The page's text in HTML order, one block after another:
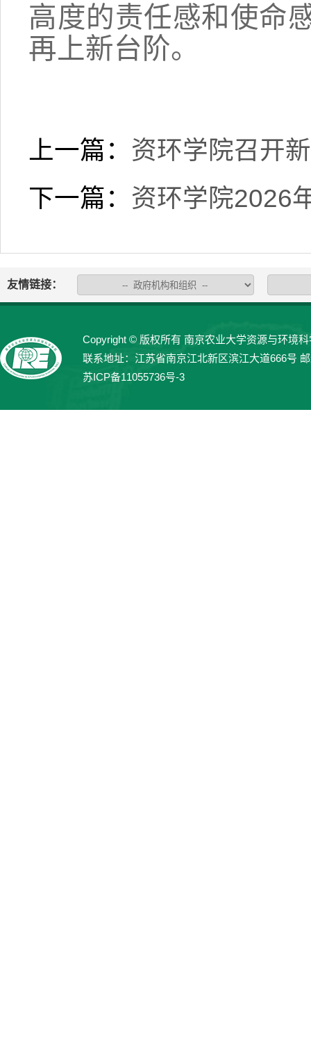
高度的责任感和使命
再上新台阶。
上一篇： 资环学院召开
下一篇： 资环学院2026
友情链接：
Copyright © 版权所有 南京农业大学资源与环境
联系地址：江苏省南京江北新区滨江大道666号
苏ICP备11055736号-3